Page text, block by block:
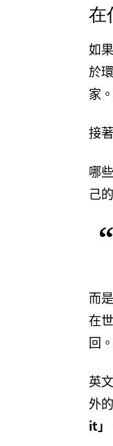
在
如
於
家
接
哪
己
而
在
回
英
外
it」